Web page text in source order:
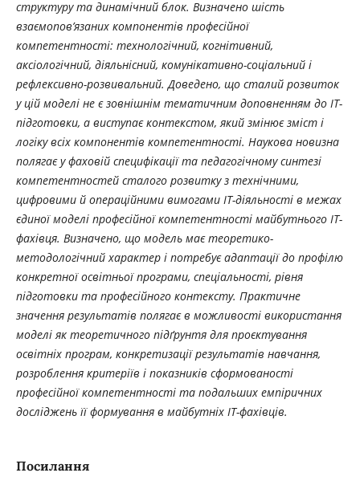
структуру та динамічний блок. Визначено шість
взаємопов’язаних компонентів професійної
компетентності: технологічний, когнітивний,
аксіологічний, діяльнісний, комунікативно-соціальний і
рефлексивно-розвивальний. Доведено, що сталий розвиток
у цій моделі не є зовнішнім тематичним доповненням до ІТ-
підготовки, а виступає контекстом, який змінює зміст і
логіку всіх компонентів компетентності. Наукова новизна
полягає у фаховій специфікації та педагогічному синтезі
компетентностей сталого розвитку з технічними,
цифровими й операційними вимогами ІТ-діяльності в межах
єдиної моделі професійної компетентності майбутнього ІТ-
фахівця. Визначено, що модель має теоретико-
методологічний характер і потребує адаптації до профілю
конкретної освітньої програми, спеціальності, рівня
підготовки та професійного контексту. Практичне
значення результатів полягає в можливості використання
моделі як теоретичного підґрунтя для проєктування
освітніх програм, конкретизації результатів навчання,
розроблення критеріїв і показників сформованості
професійної компетентності та подальших емпіричних
досліджень її формування в майбутніх ІТ-фахівців.
Посилання